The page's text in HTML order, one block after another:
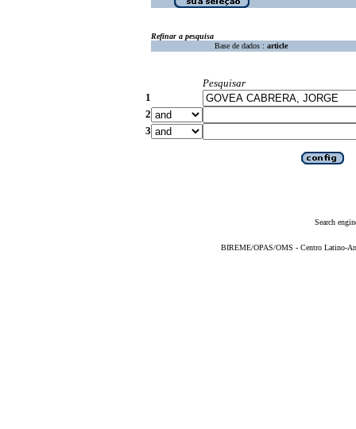
Refinar a pesquisa
Base de dados : article
Pesquisar
1
2
3
Search
BIREME/OPAS/OMS - Centro Latino-